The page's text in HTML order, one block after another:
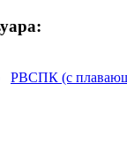
РВСПК (с